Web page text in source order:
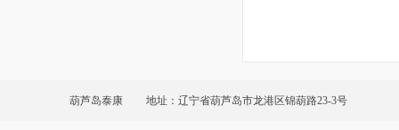
葫芦岛泰康 地址：辽宁省葫芦岛市龙港区锦葫路23-3号